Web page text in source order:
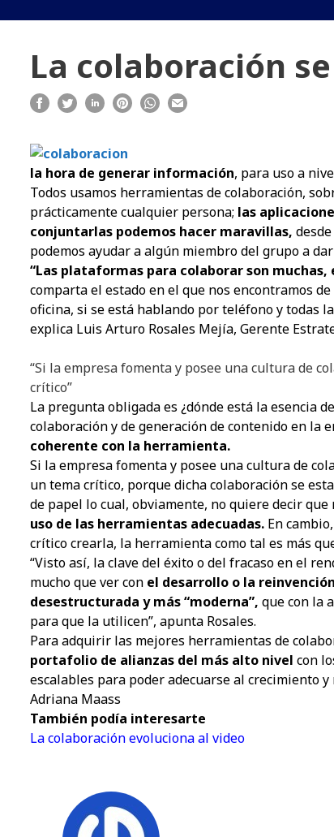
La colaboración
la hora de generar información, para uso a
Todos usamos herramientas de colaboración,
prácticamente cualquier persona; las
conjuntarlas podemos hacer maravillas,
podemos ayudar a algún miembro del grupo a
“Las plataformas para colaborar son
comparta el estado en el que nos encontramos
oficina, si se está hablando por teléfono y todas
explica Luis Arturo Rosales Mejía, Gerente
“Si la empresa fomenta y posee una cultura de
crítico”
La pregunta obligada es ¿dónde está la esencia
colaboración y de generación de contenido en la
coherente con la herramienta.
Si la empresa fomenta y posee una cultura de
un tema crítico, porque dicha colaboración se
de papel lo cual, obviamente, no quiere decir que
uso de las herramientas adecuadas. En
crítico crearla, la herramienta como tal es más
“Visto así, la clave del éxito o del fracaso en el
mucho que ver con el desarrollo o la
desestructurada y más “moderna”, que con la
para que la utilicen”, apunta Rosales.
Para adquirir las mejores herramientas de
portafolio de alianzas del más alto nivel con
escalables para poder adecuarse al crecimiento y
Adriana Maass
También podía interesarte
La colaboración evoluciona al video